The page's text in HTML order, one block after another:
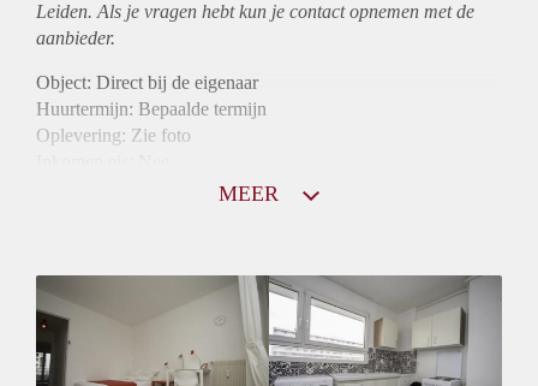
Leiden. Als je vragen hebt kun je contact opnemen met de
aanbieder.
Object: Direct bij de eigenaar
Huurtermijn: Bepaalde termijn
Oplevering: Zie foto
Gedeelde Douche: Ja
Gedeelde woonkamer: Ja
Huisgenoten: Ja
Geslacht huisgenoten: Gemengd
MEER